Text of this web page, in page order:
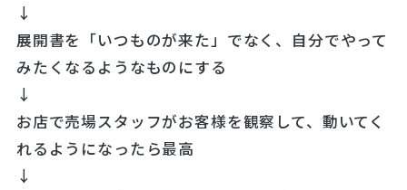
↓
展開書を「いつものが来た」でなく、自分でやって
みたくなるようなものにする
↓
お店で売場スタッフがお客様を観察して、動いてく
れるようになったら最高
↓